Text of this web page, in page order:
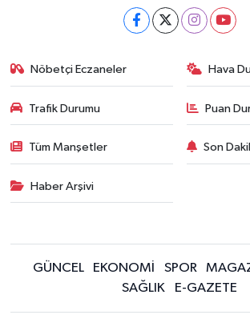
Nöbetçi Eczaneler Hava
Trafik Durumu Puan
Tüm Manşetler Son
Haber Arşivi
GÜNCEL EKONOMİ SPOR
SAĞLIK
E-GAZETE